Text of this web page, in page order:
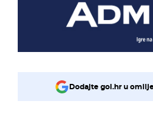
Dodajte gol.hr u